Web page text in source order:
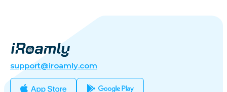
support@iroamly.com